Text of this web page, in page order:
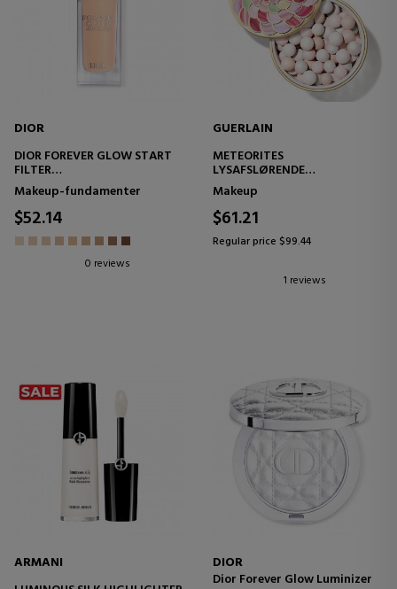
DIOR
DIOR FOREVER GLOW START
FILTER
FLUIDO SUBLIMADOR DE TEZ E
ILUMINADOR
Makeup-fundamenter
$52.14
0 reviews
GUERLAIN
METEORITES
LYSAFSLØRENDE
PUDDERPERLER
Makeup
$61.21
Regular price $99.44
1 reviews
ARMANI
DIOR
Dior Forever Glow Luminizer